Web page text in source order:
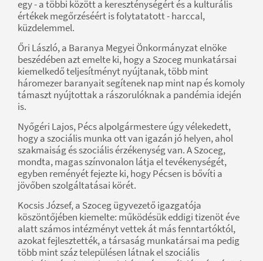
egy - a többi között a kereszténységért és a kulturális
értékek megőrzéséért is folytatatott - harccal,
küzdelemmel.
Őri László, a Baranya Megyei Önkormányzat elnöke
beszédében azt emelte ki, hogy a Szoceg munkatársai
kiemelkedő teljesítményt nyújtanak, több mint
háromezer baranyait segítenek nap mint nap és komoly
támaszt nyújtottak a rászorulóknak a pandémia idején
is.
Nyőgéri Lajos, Pécs alpolgármestere úgy vélekedett,
hogy a szociális munka ott van igazán jó helyen, ahol
szakmaiság és szociális érzékenység van. A Szoceg,
mondta, magas színvonalon látja el tevékenységét,
egyben reményét fejezte ki, hogy Pécsen is bővíti a
jövőben szolgáltatásai körét.
Kocsis József, a Szoceg ügyvezető igazgatója
köszöntőjében kiemelte: működésük eddigi tizenöt éve
alatt számos intézményt vettek át más fenntartóktól,
azokat fejlesztették, a társaság munkatársai ma pedig
több mint száz településen látnak el szociális